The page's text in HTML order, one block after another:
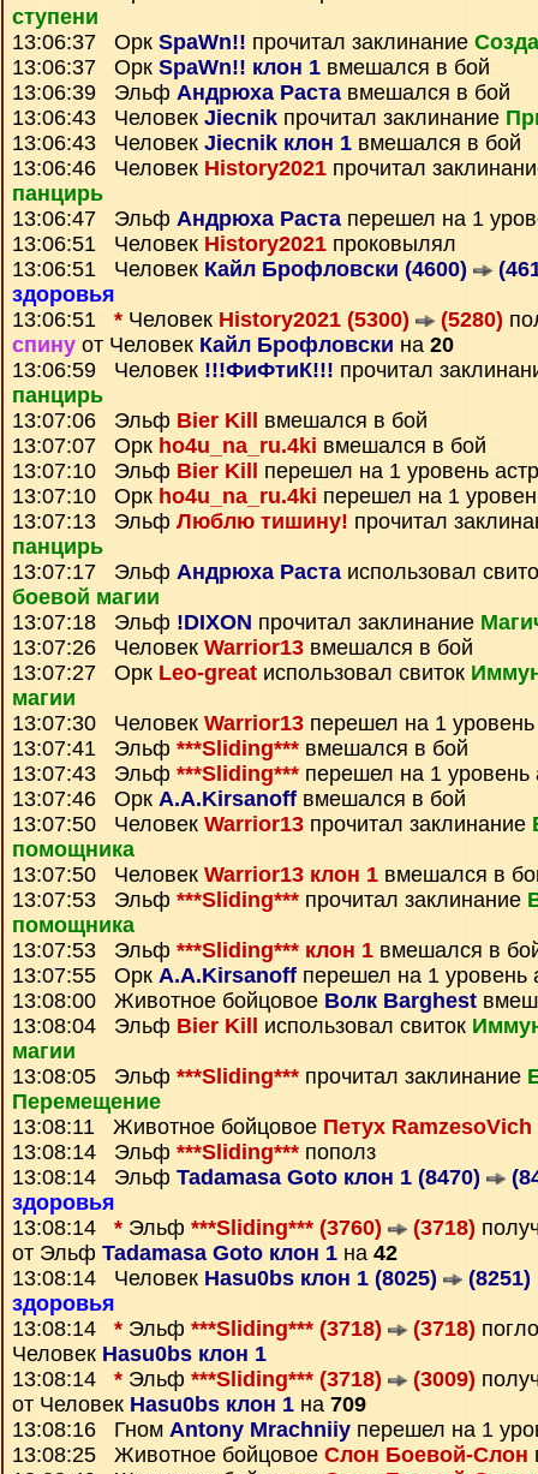
ступени
13:06:37 Орк SpaWn!! прочитал заклинание
13:06:37 Орк SpaWn!! клон 1 вмешался в бой
13:06:39 Эльф Андрюха Раставмешался в бой
13:06:43 Человек Jiecnik прочитал заклинание
13:06:43 Человек Jiecnik клон 1 вмешался в бой
13:06:46 Человек History2021 прочитал
панцирь
13:06:47 Эльф Андрюха Растаперешел на 1
13:06:51 Человек History2021 проковылял
13:06:51 Человек Кайл Брофловски (4600)
здоровья
13:06:51 * Человек History2021 (5300) (5280)
спину от Человек Кайл Брофловски на 20
13:06:59 Человек !!!ФиФтиК!!! прочитал
панцирь
13:07:06 Эльф Bier Kill
вмешался в бой
13:07:07 Орк ho4u_na_ru.4ki вмешался в бой
13:07:10 Эльф Bier Kill
перешел на 1 уровень
13:07:10 Орк ho4u_na_ru.4ki перешел на 1
13:07:13 Эльф Люблю тишину! прочитал
панцирь
13:07:17 Эльф Андрюха Раста использовал
боевой магии
13:07:18 Эльф !DIXON прочитал заклинание
13:07:26 Человек Warrior13 вмешался в бой
13:07:27 Орк Leo-great использовал свиток
магии
13:07:30 Человек Warrior13 перешел на 1
13:07:41 Эльф ***Sliding*** вмешался в бой
13:07:43 Эльф ***Sliding*** перешел на 1 уровень
13:07:46 Орк A.A.Kirsanoff вмешался в бой
13:07:50 Человек Warrior13 прочитал заклинание
помощника
13:07:50 Человек Warrior13 клон 1 вмешался в
13:07:53 Эльф ***Sliding*** прочитал заклинание
помощника
13:07:53 Эльф ***Sliding*** клон 1 вмешался в
13:07:55 Орк A.A.Kirsanoff перешел на 1 уровень
13:08:00 Животное бойцовое Волк Barghest
13:08:04 Эльф Bier Kill использовал свиток
магии
13:08:05 Эльф ***Sliding*** прочитал заклинание
Перемещение
13:08:11 Животное бойцовое Петух RamzesoVich
13:08:14 Эльф ***Sliding*** пополз
13:08:14 Эльф Tadamasa Goto клон 1 (8470)
здоровья
13:08:14 * Эльф ***Sliding*** (3760) (3718)
от Эльф Tadamasa Goto клон 1 на 42
13:08:14 Человек Hasu0bs клон 1 (8025) (8251)
здоровья
13:08:14 * Эльф ***Sliding*** (3718) (3718)
Человек Hasu0bs клон 1
13:08:14 * Эльф ***Sliding*** (3718) (3009)
от Человек Hasu0bs клон 1 на 709
13:08:16 Гном Antony Mrachniiy перешел на 1
13:08:25 Животное бойцовое Слон Боевой-Слон